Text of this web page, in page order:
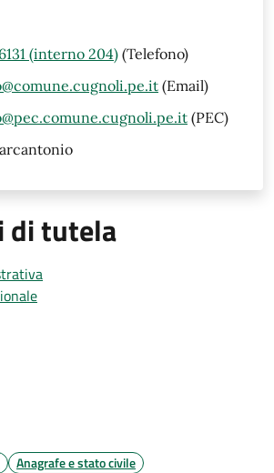
(interno 204) (Telefono)
(Email)
(PEC)
di tutela
Anagrafe e stato civile